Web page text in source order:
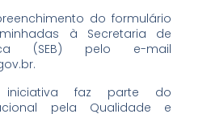
do formulário
à Secretaria de
(SEB) pelo e-mail
faz parte do
pela Qualidade e